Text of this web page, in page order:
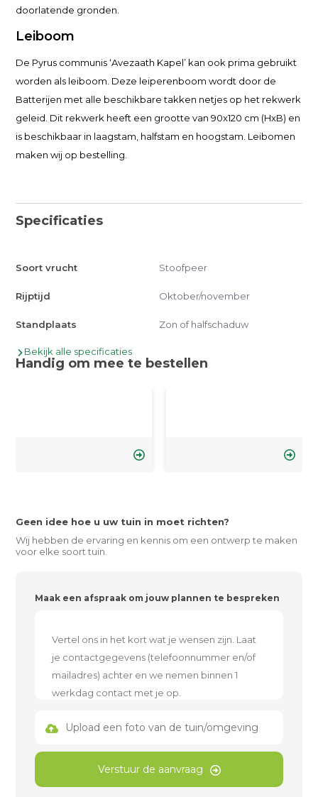
doorlatende gronden.
Leiboom
De Pyrus communis ‘Avezaath Kapel’ kan ook prima gebruikt
worden als leiboom. Deze leiperenboom wordt door de
Batterijen met alle beschikbare takken netjes op het rekwerk
geleid. Dit rekwerk heeft een grootte van 90x120 cm (HxB) en
is beschikbaar in laagstam, halfstam en hoogstam. Leibomen
maken wij op bestelling.
Specificaties
Soort vrucht Stoofpeer
Rijptijd Oktober/november
Standplaats Zon of halfschaduw
Bekijk alle specificaties
Handig om mee te bestellen
Geen idee hoe u uw tuin in moet richten?
Wij hebben de ervaring en kennis om een ontwerp te maken
voor elke soort tuin.
Maak een afspraak om jouw plannen te bespreken
Upload een foto van de tuin/omgeving
Verstuur de aanvraag